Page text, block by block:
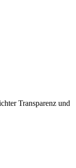
Transparenz und